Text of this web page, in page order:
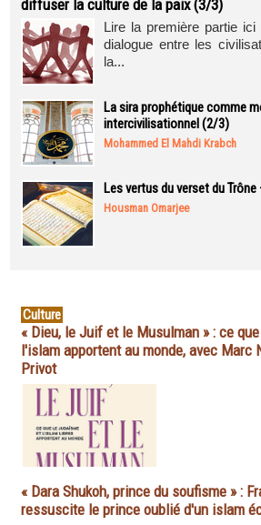
diffuser la culture de la paix (3/3)
Lire la première partie
dialogue entre les
la...
La sira prophétique comme
intercivilisationnel (2/3)
Mohammed El Mahdi Krabch
Les vertus du verset du
Housman Omarjee
Culture
« Dieu, le Juif et le Musulman » : ce
l'islam apportent au monde, avec Marc
Privot
« Dara Shukoh, prince du soufisme » :
ressuscite le prince oublié d'un islam